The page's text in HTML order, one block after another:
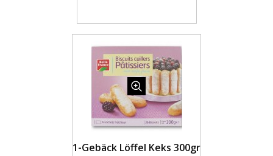
1-Gebäck Löffel Keks 300gr